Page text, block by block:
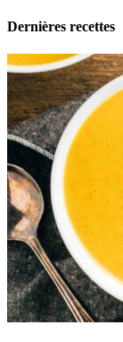
Dernières recettes